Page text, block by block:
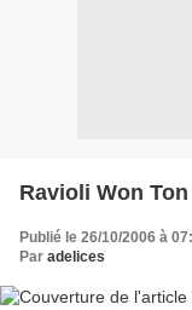
Ravioli Won
Publié le 26/10/2006 à
Par adelices